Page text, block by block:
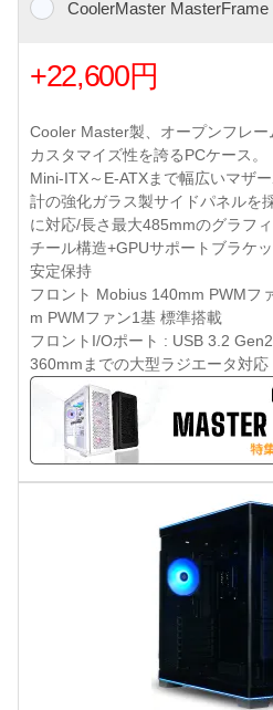
CoolerMaster MasterFrame
+22,600円
Cooler Master製、オープンフレー
カスタマイズ性を誇るPCケース。
Mini-ITX～E-ATXまで幅広いマザ
計の強化ガラス製サイドパネルを
に対応/長さ最大485mmのグラフ
チール構造+GPUサポートブラケ
安定保持
フロント Mobius 140mm PWMフ
m PWMファン1基 標準搭載
フロントI/Oポート : USB 3.2 Gen2
360mmまでの大型ラジエータ対応